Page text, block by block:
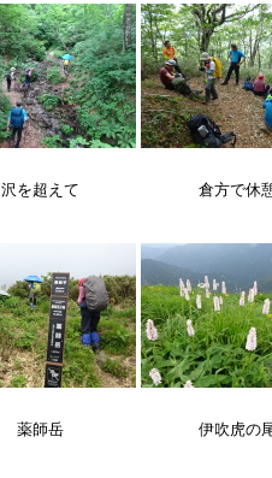
沢を超えて 倉方で休
薬師岳 伊吹虎の